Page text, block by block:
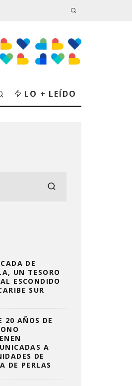
LO + LEÍDO
DE
UN TESORO
ESCONDIDO
SUR
20 AÑOS DE
A
DE
DE PERLAS